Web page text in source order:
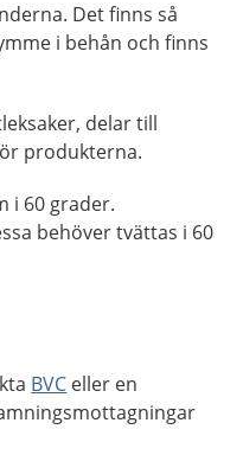
Det finns så
i behån och finns
delar till
produkterna.
i 60 grader.
behöver tvättas i 60
BVC eller en